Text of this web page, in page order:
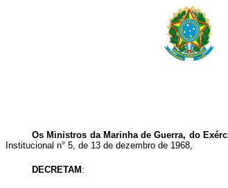
Os Ministros da Marinha de Guerra, do
Institucional n° 5, de 13 de dezembro de 1968,
DECRETAM :